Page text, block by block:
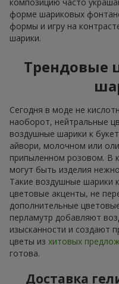
форме шариковых
формы и игру на
шарики.
Трендовые
Сегодня в моде не
наоборот, нейтральные
воздушные шарики к
айвори, молочном или
припыленном розовом. В
могут быть изделия
Такие воздушные шарики
цветовые акценты, не
дополнительные
перламутр добавляют
изысканности и создают
цветы из хитовых
готова.
Доставка